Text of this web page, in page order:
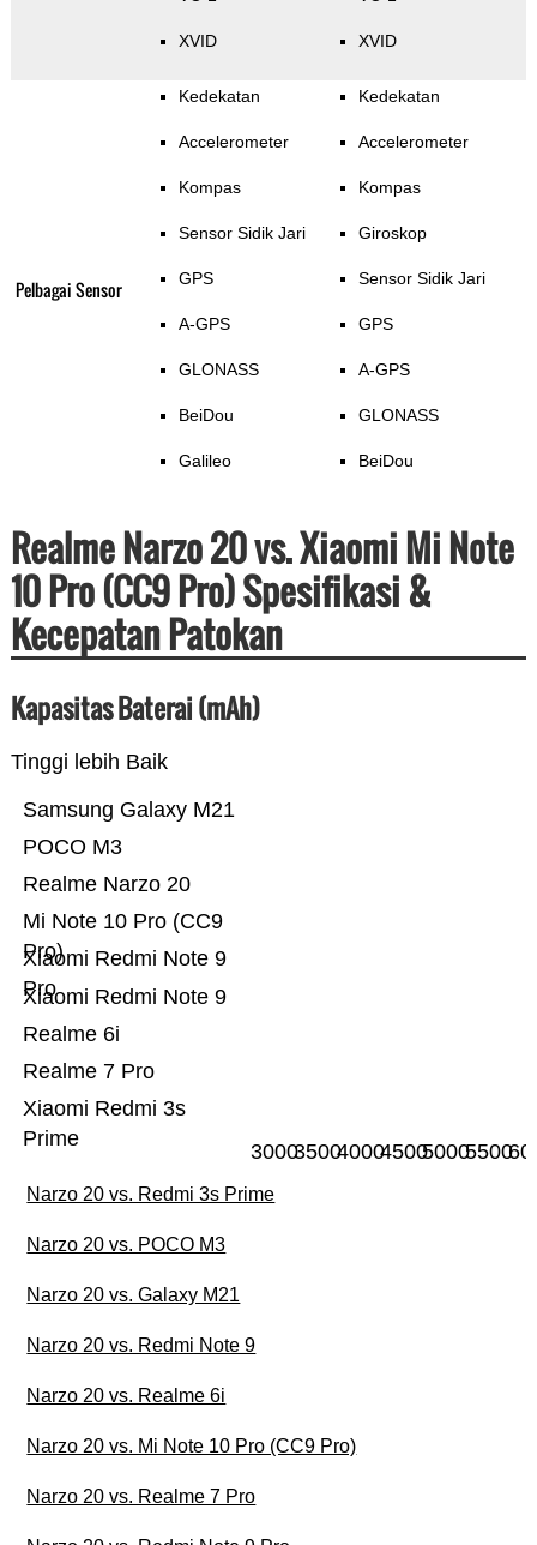
XVID XVID
Pelbagai Sensor
Kedekatan
Accelerometer
Kompas
Sensor Sidik Jari
GPS
A-GPS
GLONASS
BeiDou
Galileo
Kedekatan
Accelerometer
Kompas
Giroskop
Sensor Sidik Jari
GPS
A-GPS
GLONASS
BeiDou
Realme Narzo 20 vs. Xiaomi Mi Note
10 Pro (CC9 Pro) Spesifikasi &
Kecepatan Patokan
Kapasitas Baterai (mAh)
Tinggi lebih Baik
Xiaomi Redmi 3s
Prime
Realme 7 Pro
Realme 6i
Xiaomi Redmi Note 9
Xiaomi Redmi Note 9
Pro
Mi Note 10 Pro (CC9
Pro)
Realme Narzo 20
POCO M3
Samsung Galaxy M21
300035004000450050005500
Narzo 20 vs. Redmi 3s Prime
Narzo 20 vs. POCO M3
Narzo 20 vs. Galaxy M21
Narzo 20 vs. Redmi Note 9
Narzo 20 vs. Realme 6i
Narzo 20 vs. Mi Note 10 Pro (CC9 Pro)
Narzo 20 vs. Realme 7 Pro